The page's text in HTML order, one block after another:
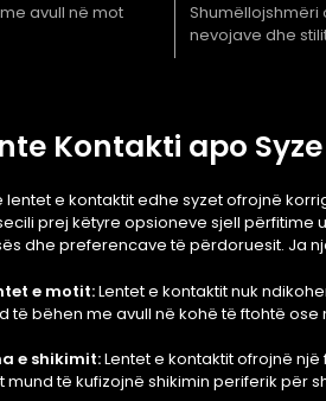
avull në mot
Shumëllojshmëri
nevojave dhe
Kontakti apo Syze
lentet e kontaktit edhe syzet ofrojnë
prej këtyre opsioneve sjell përfitime
dhe preferencave të përdoruesit. Ja
e motit:Lentet e kontaktit nuk
të bëhen me avull në kohë të ftohtë ose
e shikimit:Lentet e kontaktit ofrojnë
mund të kufizojnë shikimin periferik për